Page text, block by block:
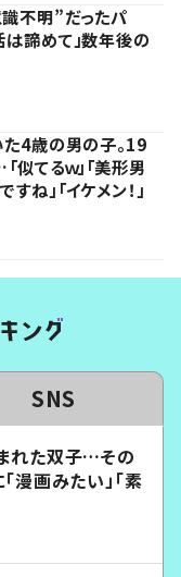
不明”だったパ
諦めて」数年後の
た4歳の男の子。19
てるｗ」「美形男
ね」「イケメン！」
SNS
れた双子…その
漫画みたい」「素